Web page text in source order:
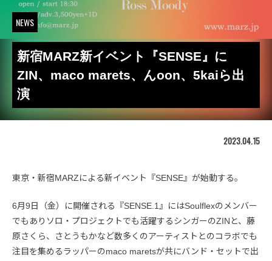
NEWS
新宿MARZ新イベント『SENSE』に
ZIN、maco marets、んoon、5kaiら出
演
2023.04.15
東京・新宿MARZによる新イベント『SENSE』が始動する。
6月9日（金）に開催される『SENSE.1』にはSoulflexのメンバー
でもありソロ・プロジェクトでも活躍するシンガーのZINと、藤
原さくら、さとうもかなど数多くのアーティストとのコラボでも
注目を集めるラッパーのmaco maretsが共にバンド・セットで出